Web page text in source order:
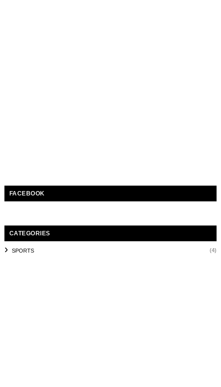
FACEBOOK
CATEGORIES
SPORTS (4)